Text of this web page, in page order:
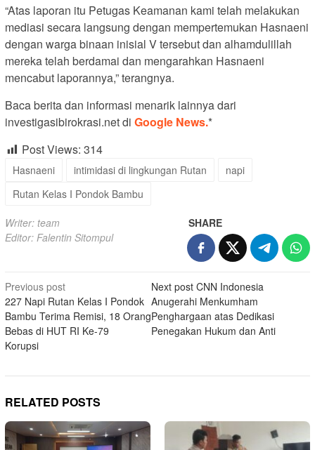
“Atas laporan itu Petugas Keamanan kami telah melakukan
mediasi secara langsung dengan mempertemukan Hasnaeni
dengan warga binaan inisial V tersebut dan alhamdulillah
mereka telah berdamai dan mengarahkan Hasnaeni
mencabut laporannya,” terangnya.
Baca berita dan informasi menarik lainnya dari
investigasibirokrasi.net di Google News.*
Post Views: 314
Hasnaeni intimidasi di lingkungan Rutan
napi
Rutan Kelas I Pondok Bambu
Writer: team
Editor: Falentin Sitompul
SHARE
Post
navigation
Previous post
227 Napi Rutan Kelas I Pondok
Bambu Terima Remisi, 18 Orang
Bebas di HUT RI Ke-79
Next post CNN Indonesia
Anugerahi Menkumham
Penghargaan atas Dedikasi
Penegakan Hukum dan Anti
Korupsi
RELATED POSTS